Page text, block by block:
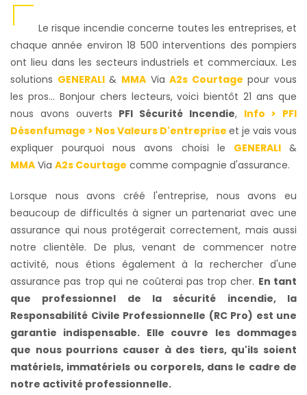
Le risque incendie concerne toutes les entreprises, et
chaque année environ 18 500 interventions des pompiers
ont lieu dans les secteurs industriels et commerciaux. Les
solutions GENERALI& MMAViaA2s Courtage pour vous
les pros... Bonjour chers lecteurs, voici bientôt 21 ans que
nous avons ouverts PFI Sécurité Incendie, Info > PFI
Désenfumage > Nos Valeurs D'entreprise et je vais vous
expliquer pourquoi nous avons choisi le GENERALI&
MMA Via A2s Courtage comme compagnie d'assurance.
Lorsque nous avons créé l'entreprise, nous avons eu
beaucoup de difficultés à signer un partenariat avec une
assurance qui nous protégerait correctement, mais aussi
notre clientèle. De plus, venant de commencer notre
activité, nous étions également à la rechercher d'une
assurance pas trop qui ne coûterai pas trop cher. En tant
que professionnel de la sécurité incendie, la
Responsabilité Civile Professionnelle (RC Pro) est une
garantie indispensable. Elle couvre les dommages
que nous pourrions causer à des tiers, qu'ils soient
matériels, immatériels ou corporels, dans le cadre de
notre activité professionnelle.